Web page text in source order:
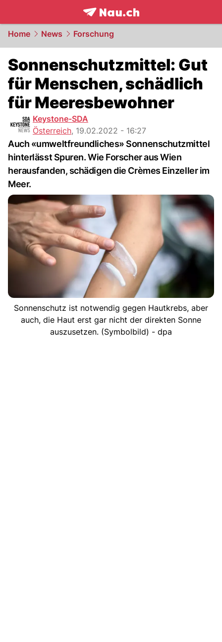
frontpage.NAU.ch
Home News Forschung
Sonnenschutzmittel: Gut
für Menschen, schädlich
für Meeresbewohner
Keystone-SDA
Österreich, 19.02.2022 - 16:27
Auch «umweltfreundliches» Sonnenschutzmittel
hinterlässt Spuren. Wie Forscher aus Wien
herausfanden, schädigen die Crèmes Einzeller im
Meer.
Sonnenschutz ist notwendig gegen Hautkrebs, aber
auch, die Haut erst gar nicht der direkten Sonne
auszusetzen. (Symbolbild) - dpa